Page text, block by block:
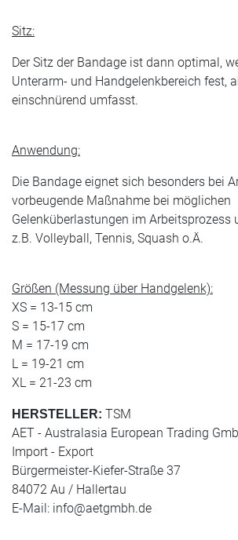
Sitz:
Der Sitz der Bandage ist dann optimal,
Unterarm- und Handgelenkbereich fest,
einschnürend umfasst.
Anwendung:
Die Bandage eignet sich besonders bei
vorbeugende Maßnahme bei möglichen
Gelenküberlastungen im Arbeitsprozess
z.B. Volleyball, Tennis, Squash o.Ä.
Größen (Messung über Handgelenk):
XS = 13-15 cm
S = 15-17 cm
M = 17-19 cm
L = 19-21 cm
XL = 21-23 cm
HERSTELLER: TSM
AET - Australasia European Trading
Import - Export
Bürgermeister-Kiefer-Straße 37
84072 Au / Hallertau
E-Mail: info@aetgmbh.de